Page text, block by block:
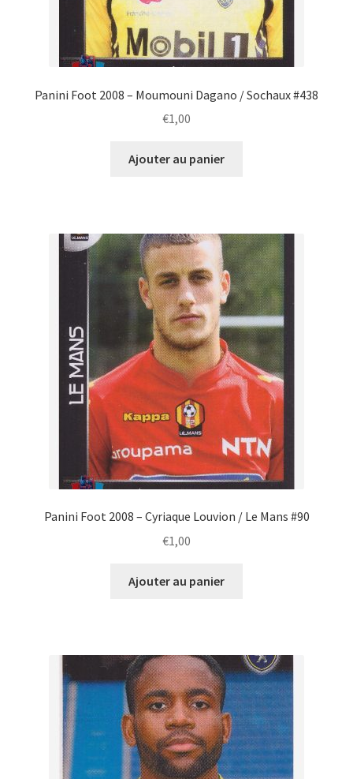
Panini Foot 2008 – Moumouni Dagano / Sochaux #438
€1,00
Ajouter au panier
Panini Foot 2008 – Cyriaque Louvion / Le Mans #90
€1,00
Ajouter au panier